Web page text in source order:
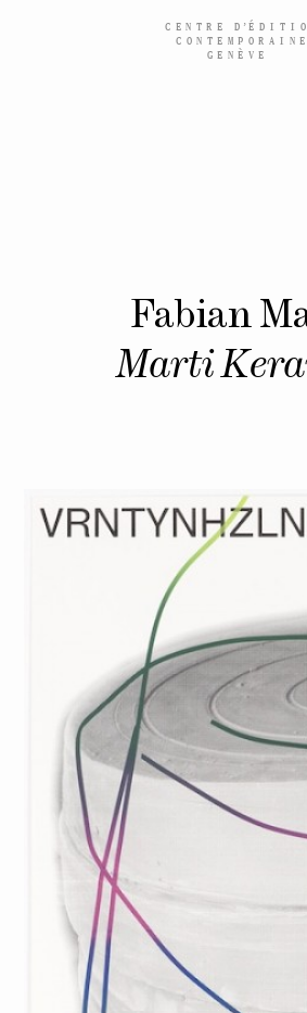
CENTRE D’
CONTEMPORAINE
GENÈVE
Fabian
Marti